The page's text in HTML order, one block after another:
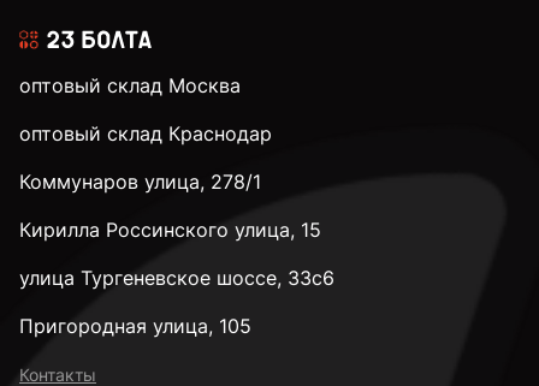
оптовый склад Москва
оптовый склад Краснодар
Коммунаров улица, 278/1
Кирилла Россинского улица, 15
улица Тургеневское шоссе, 33с6
Пригородная улица, 105
Контакты